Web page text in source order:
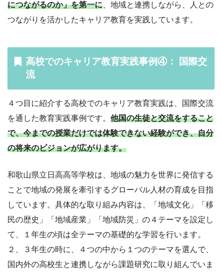
につながるのか」を第一に 、地域と連携しながら、人との
つながりを活かしたキャリア教育を実践しています。
高校でのキャリア教育実践事例④： 国際交
流
４つ目に紹介する高校でのキャリア教育実践は、国際交流
を通した教育実践事例です。 他国の生徒と交流をすること
で、今までの授業だけでは体験できない経験ができ、自分
の将来のビジョンが広がります。
和歌山県立日高高等学校は、地域の魅力を世界に発信する
ことで地域の発展を牽引するグローバル人材の育成を目指
しています。具体的な取り組み内容は、「地域文化」「移
民の歴史」「地域産業」「地域防災」の４テーマを設定し
て、１年生の頃は全テーマの基礎的な学習を行います。
２、３年生の時に、４つの中から１つのテーマを選んで、
国内外の高校生と連携しながら課題研究に取り組んでいま